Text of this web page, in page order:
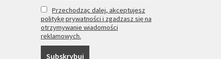
Przechodząc dalej, akceptujesz
politykę prywatności i zgadzasz się na
otrzymywanie wiadomości
reklamowych.